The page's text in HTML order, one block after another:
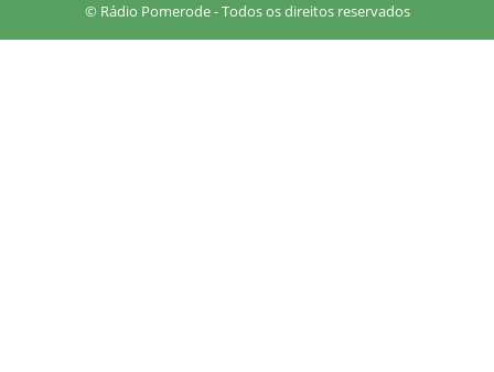
© Rádio Pomerode - Todos os direitos reservados